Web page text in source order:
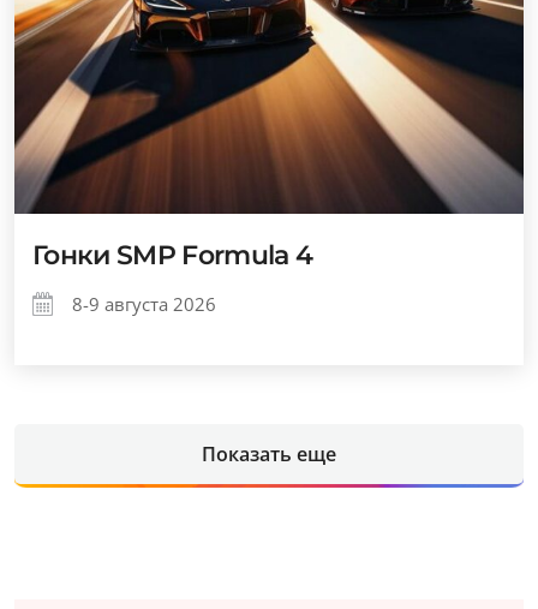
Гонки SMP Formula 4
8-9 августа 2026
Показать еще